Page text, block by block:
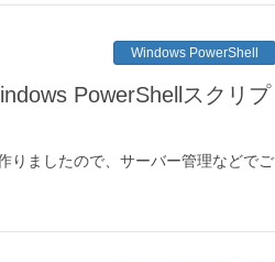
Windows PowerShell
PowerShellスクリプ
りましたので、サーバー管理などでご